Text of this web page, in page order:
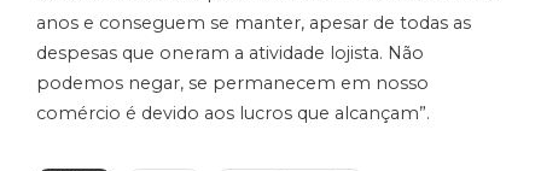
anos e conseguem se manter, apesar de todas as
despesas que oneram a atividade lojista. Não
podemos negar, se permanecem em nosso
comércio é devido aos lucros que alcançam”.